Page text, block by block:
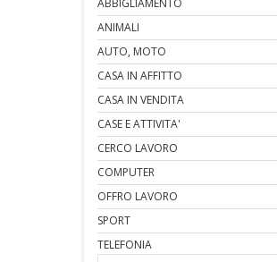
ANIMALI
AUTO, MOTO
CASA IN AFFITTO
CASA IN VENDITA
CASE E ATTIVITA'
CERCO LAVORO
COMPUTER
OFFRO LAVORO
SPORT
TELEFONIA